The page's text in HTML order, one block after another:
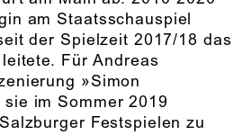
am Staatsschauspiel
der Spielzeit 2017/18 das
Für Andreas
»Simon
im Sommer 2019
Festspielen zu